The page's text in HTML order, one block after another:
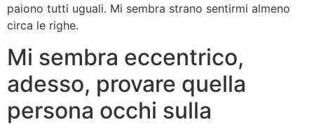
paiono tutti uguali. Mi sembra strano sentirmi almeno
circa le righe.
Mi sembra eccentrico,
adesso, provare quella
persona occhi sulla